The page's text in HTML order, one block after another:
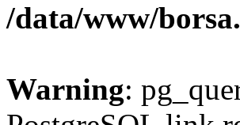
/data/www/
Warning: